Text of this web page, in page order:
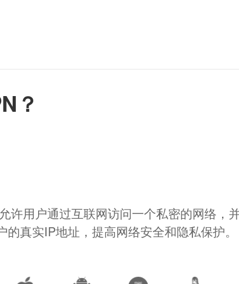
？
许用户通过互联网访问一个私密的网络，
的真实IP地址，提高网络安全和隐私保护。